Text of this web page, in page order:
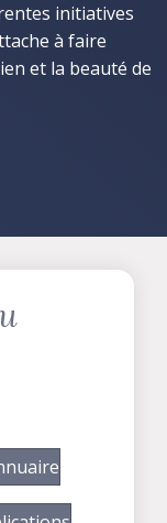
initiatives
à faire
et la beauté de